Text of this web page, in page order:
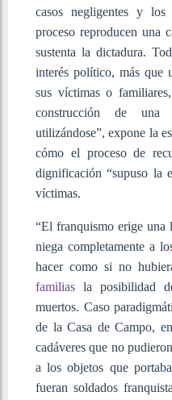
casos negligentes y
proceso reproducen una
sustenta la dictadura.
interés político, más que
sus víctimas o
construcción de
utilizándose”, expone la
cómo el proceso de
dignificación “supuso la
víctimas.
“El franquismo erige una
niega completamente a
hacer como si no
familias la posibilidad
muertos. Caso
de la Casa de Campo,
cadáveres que no
a los objetos que
fueran soldados